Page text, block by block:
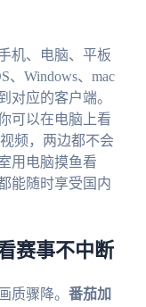
机、电脑、平板
、Windows、mac
对应的客户端。
可以在电脑上看
频，两边都不会
用电脑摸鱼看
能随时享受国内
赛事不中断
质骤降。 番茄加